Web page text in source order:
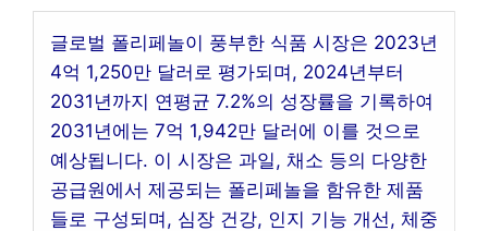
글로벌 폴리페놀이 풍부한 식품 시장은 2023년
4억 1,250만 달러로 평가되며, 2024년부터
2031년까지 연평균 7.2%의 성장률을 기록하여
2031년에는 7억 1,942만 달러에 이를 것으로
예상됩니다. 이 시장은 과일, 채소 등의 다양한
공급원에서 제공되는 폴리페놀을 함유한 제품
들로 구성되며, 심장 건강, 인지 기능 개선, 체중